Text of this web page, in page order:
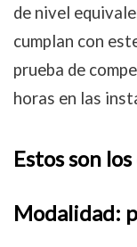
de nivel
cumplan con
prueba de
horas en las
Estos son
Modalidad: